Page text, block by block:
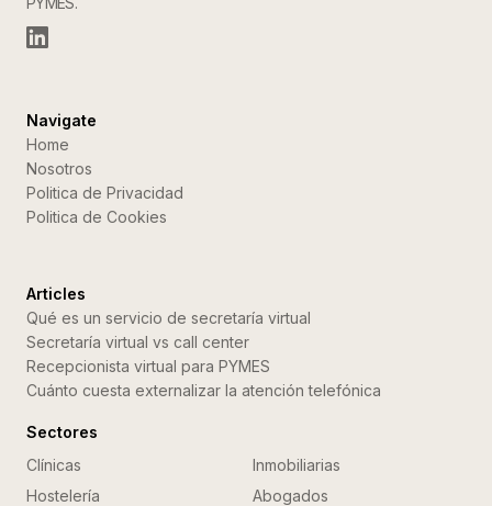
Navigate
Home
Nosotros
Politica de Privacidad
Politica de Cookies
Articles
Qué es un servicio de secretaría virtual
Secretaría virtual vs call center
Recepcionista virtual para PYMES
Cuánto cuesta externalizar la atención telefónica
Sectores
Clínicas
Inmobiliarias
Hostelería
Abogados